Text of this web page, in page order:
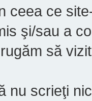
ceea ce
şi/sau a
să
nu scrieţi